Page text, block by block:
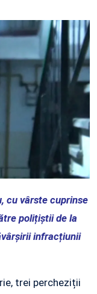
cu vârste cuprinse
polițiștii de la
infracțiunii
trei percheziții